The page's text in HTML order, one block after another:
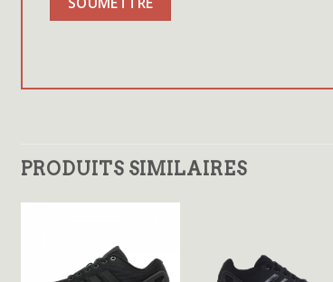
PRODUITS SIMILAIRES